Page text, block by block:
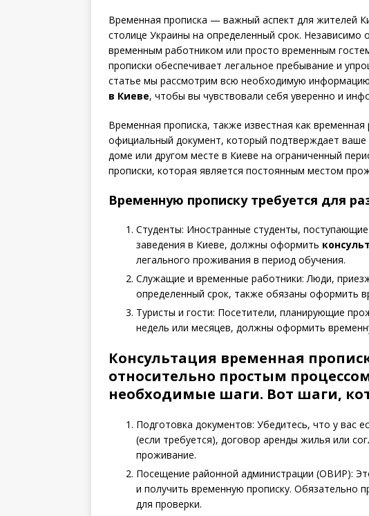
Временная прописка — важный аспект для жителей
столице Украины на определенный срок. Независимо
временным работником или просто временным
прописки обеспечивает легальное пребывание и
статье мы рассмотрим всю необходимую
в Киеве, чтобы вы чувствовали себя уверенно и
Временная прописка, также известная как
официальный документ, который подтверждает
доме или другом месте в Киеве на ограниченный
прописки, которая является постоянным местом
Временную прописку требуется для
Студенты: Иностранные студенты,
заведения в Киеве, должны оформить
легального проживания в период обучения.
Служащие и временные работники: Люди,
определенный срок, также обязаны оформить
Туристы и гости: Посетители, планирующие
недель или месяцев, должны оформить
Консультация временная
относительно простым
необходимые шаги. Вот шаги,
Подготовка документов: Убедитесь, что у вас
(если требуется), договор аренды жилья или
проживание.
Посещение районной администрации (ОВИР):
и получить временную прописку. Обязательно
для проверки.